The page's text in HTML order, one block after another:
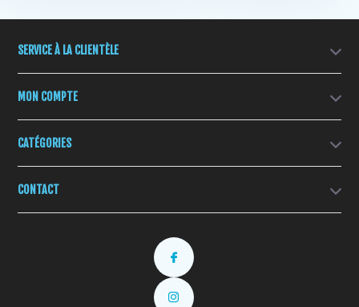
SERVICE À LA CLIENTÈLE
MON COMPTE
CATÉGORIES
CONTACT